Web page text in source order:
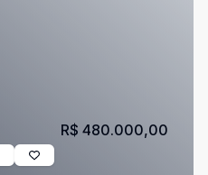
R$ 480.000,00